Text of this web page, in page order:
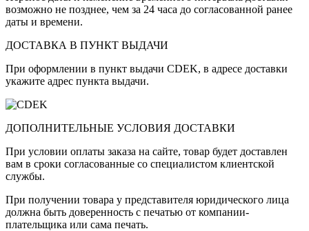
возможно не позднее, чем за 24 часа до согласованной ранее
даты и времени.
ДОСТАВКА В ПУНКТ ВЫДАЧИ
При оформлении в пункт выдачи CDEK, в адресе доставки
укажите адрес пункта выдачи.
ДОПОЛНИТЕЛЬНЫЕ УСЛОВИЯ ДОСТАВКИ
При условии оплаты заказа на сайте, товар будет доставлен
вам в сроки согласованные со специалистом клиентской
службы.
При получении товара у представителя юридического лица
должна быть доверенность с печатью от компании-
плательщика или сама печать.